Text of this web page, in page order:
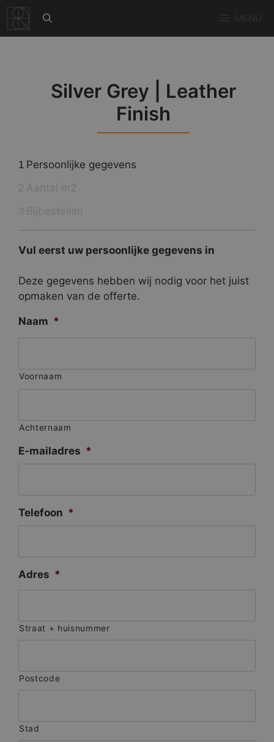
naar
de
Silver Grey | Leather
Finish
1 Persoonlijke gegevens
Vul eerst uw persoonlijke gegevens in
Deze gegevens hebben wij nodig voor het juist
opmaken van de offerte.
Naam *
Voornaam
Achternaam
E-mailadres *
Telefoon *
Adres *
Straat + huisnummer
Postcode
Stad